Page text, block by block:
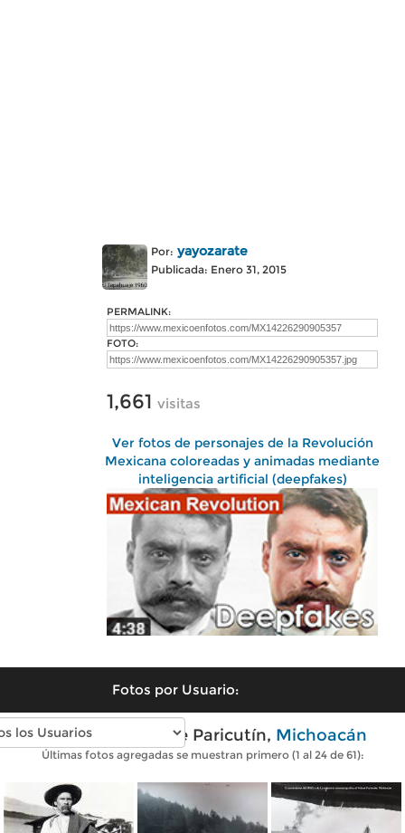
Por: yayozarate
Publicada: Enero 31, 2015
PERMALINK:
FOTO:
1,661 visitas
Ver fotos de personajes de la Revolución
Mexicana coloreadas y animadas mediante
inteligencia artificial (deepfakes)
Fotos por Usuario:
Fotos antiguas de Paricutín, Michoacán
Últimas fotos agregadas se muestran primero (1 al 24 de 61):